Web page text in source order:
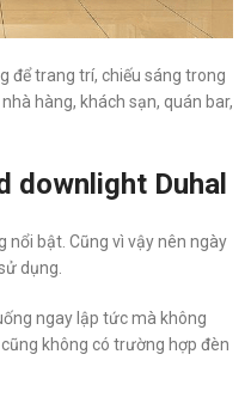
để trang trí, chiếu sáng trong
hàng, khách sạn, quán bar,
downlight Duhal
bật. Cũng vì vậy nên ngày
dụng.
ngay lập tức mà không
không có trường hợp đèn